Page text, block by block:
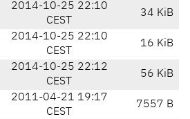
2014-10-25 22:10
CEST
34 KiB
2014-10-25 22:10
CEST
16 KiB
2014-10-25 22:12
CEST
56 KiB
2011-04-21 19:17
CEST
7557 B